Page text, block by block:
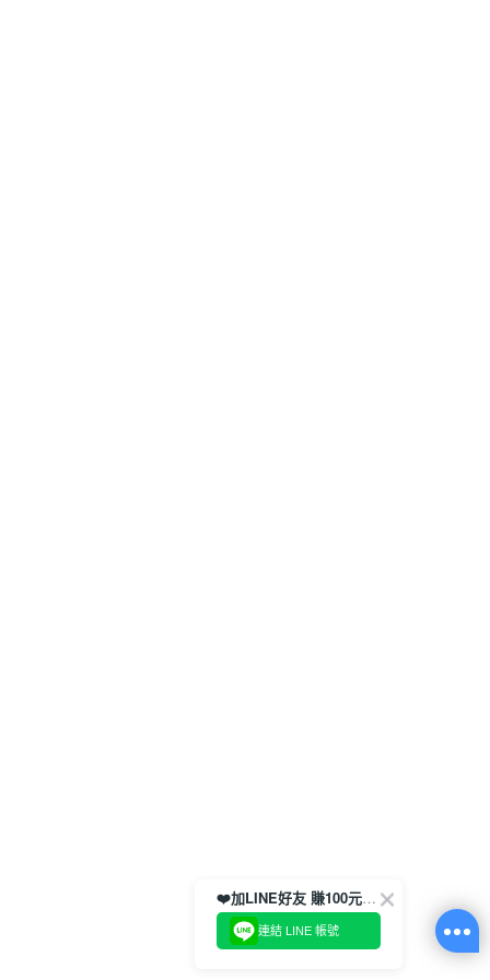
❤️加LINE好友 賺100元券！
連結 LINE 帳號